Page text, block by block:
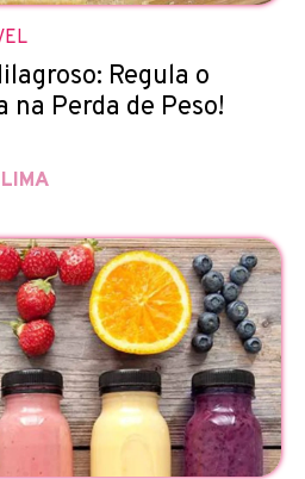
Regula o
Perda de Peso!